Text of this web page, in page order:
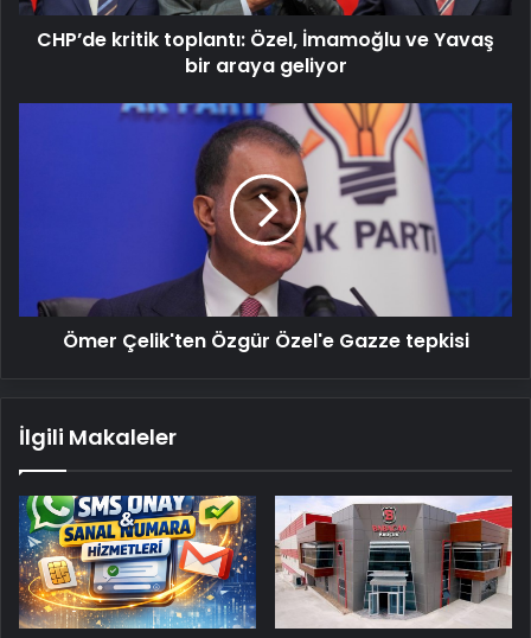
araya
geliyor
CHP’de kritik toplantı: Özel, İmamoğlu ve Yavaş
bir araya geliyor
Ömer Çelik'ten Özgür Özel'e Gazze tepkisi
İlgili Makaleler